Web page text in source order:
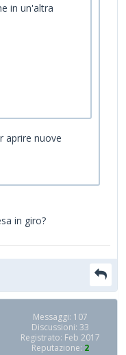
in un'altra
aprire nuove
in giro?
Messaggi: 107
Discussioni: 33
Registrato: Feb 2017
Reputazione: 2